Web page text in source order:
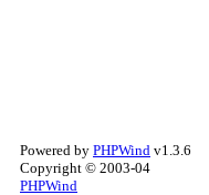
Powered by PHPWind v1.3.6
Copyright © 2003-04
PHPWind